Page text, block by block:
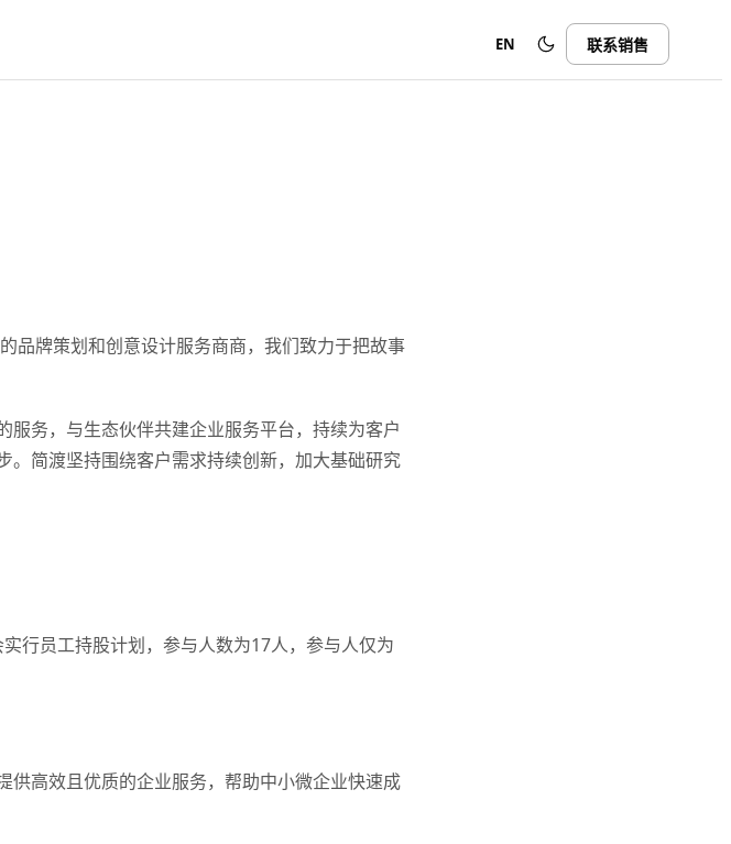
EN 联系销售
品牌策划和创意设计服务商商，我们致力于把故事
务，与生态伙伴共建企业服务平台，持续为客户
简渡坚持围绕客户需求持续创新，加大基础研究
行员工持股计划，参与人数为17人，参与人仅为
供高效且优质的企业服务，帮助中小微企业快速成